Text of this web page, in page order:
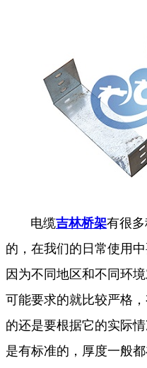
电缆吉林桥架有很
的，在我们的日常使用
因为不同地区和不同环
可能要求的就比较严格
的还是要根据它的实际
是有标准的，厚度一般